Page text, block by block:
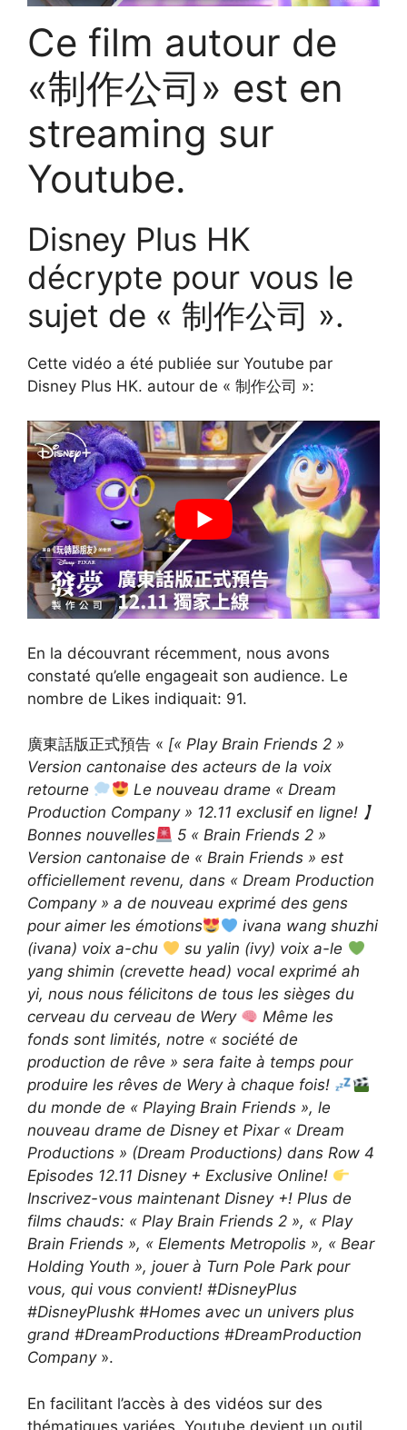
Ce film autour de
«制作公司» est en
streaming sur
Youtube.
Disney Plus HK
décrypte pour vous le
sujet de « 制作公司 ».
Cette vidéo a été publiée sur Youtube par
Disney Plus HK. autour de « 制作公司 »:
En la découvrant récemment, nous avons
constaté qu’elle engageait son audience. Le
nombre de Likes indiquait: 91.
廣東話版正式預告 « [« Play Brain Friends 2 »
Version cantonaise des acteurs de la voix
retourne
Le nouveau drame « Dream
Production Company » 12.11 exclusif en ligne! 】
Bonnes nouvelles
5 « Brain Friends 2 »
Version cantonaise de « Brain Friends » est
officiellement revenu, dans « Dream Production
Company » a de nouveau exprimé des gens
pour aimer les émotions
ivana wang shuzhi
(ivana) voix a-chu
su yalin (ivy) voix a-le
yang shimin (crevette head) vocal exprimé ah
yi, nous nous félicitons de tous les sièges du
cerveau du cerveau de Wery
Même les
fonds sont limités, notre « société de
production de rêve » sera faite à temps pour
produire les rêves de Wery à chaque fois!
du monde de « Playing Brain Friends », le
nouveau drame de Disney et Pixar « Dream
Productions » (Dream Productions) dans Row 4
Episodes 12.11 Disney + Exclusive Online!
Inscrivez-vous maintenant Disney +! Plus de
films chauds: « Play Brain Friends 2 », « Play
Brain Friends », « Elements Metropolis », « Bear
Holding Youth », jouer à Turn Pole Park pour
vous, qui vous convient! #DisneyPlus
#DisneyPlushk #Homes avec un univers plus
grand #DreamProductions #DreamProduction
Company ».
En facilitant l’accès à des vidéos sur des
thématiques variées, Youtube devient un outil